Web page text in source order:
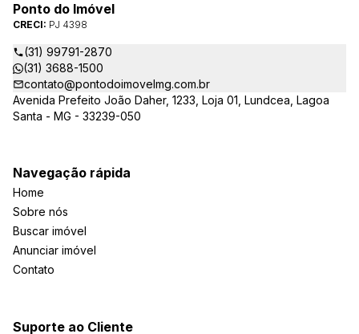
Ponto do Imóvel
CRECI: PJ 4398
(31) 99791-2870
(31) 3688-1500
contato@pontodoimovelmg.com.br
Avenida Prefeito João Daher, 1233, Loja 01, Lundcea, Lagoa
Santa - MG - 33239-050
Navegação rápida
Home
Sobre nós
Buscar imóvel
Anunciar imóvel
Contato
Suporte ao Cliente